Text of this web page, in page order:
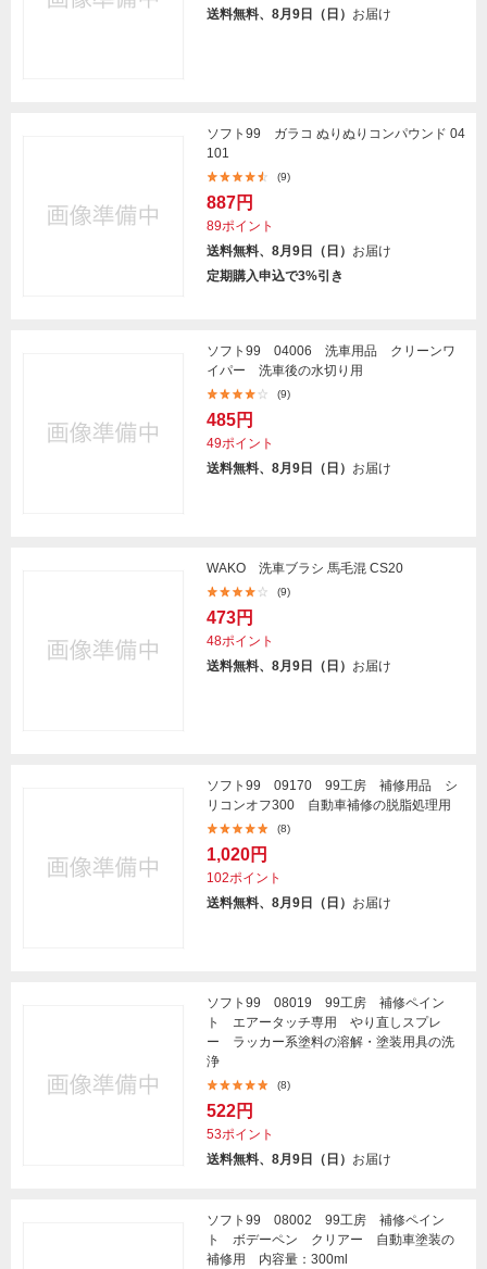
送料無料、8月9日（日） お届け
ソフト99 ガラコ ぬりぬりコンパウンド 04
101
(9)
887円
89ポイント
送料無料、8月9日（日） お届け
定期購入申込で3%引き
ソフト99 04006 洗車用品 クリーンワ
イパー 洗車後の水切り用
(9)
485円
49ポイント
送料無料、8月9日（日） お届け
WAKO 洗車ブラシ 馬毛混 CS20
(9)
473円
48ポイント
送料無料、8月9日（日） お届け
ソフト99 09170 99工房 補修用品 シ
リコンオフ300 自動車補修の脱脂処理用
(8)
1,020円
102ポイント
送料無料、8月9日（日） お届け
ソフト99 08019 99工房 補修ペイン
ト エアータッチ専用 やり直しスプレ
ー ラッカー系塗料の溶解・塗装用具の洗
浄
(8)
522円
53ポイント
送料無料、8月9日（日） お届け
ソフト99 08002 99工房 補修ペイン
ト ボデーペン クリアー 自動車塗装の
補修用 内容量：300ml